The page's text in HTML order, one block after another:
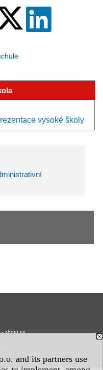
and its partners use
vysoké školy
- about us